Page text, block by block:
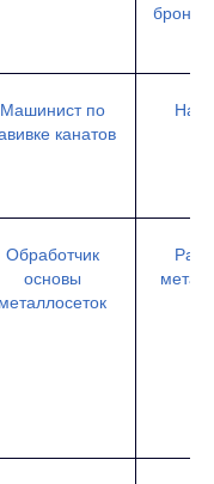
Машинист по
канатов
Обработчик
основы
металлосеток